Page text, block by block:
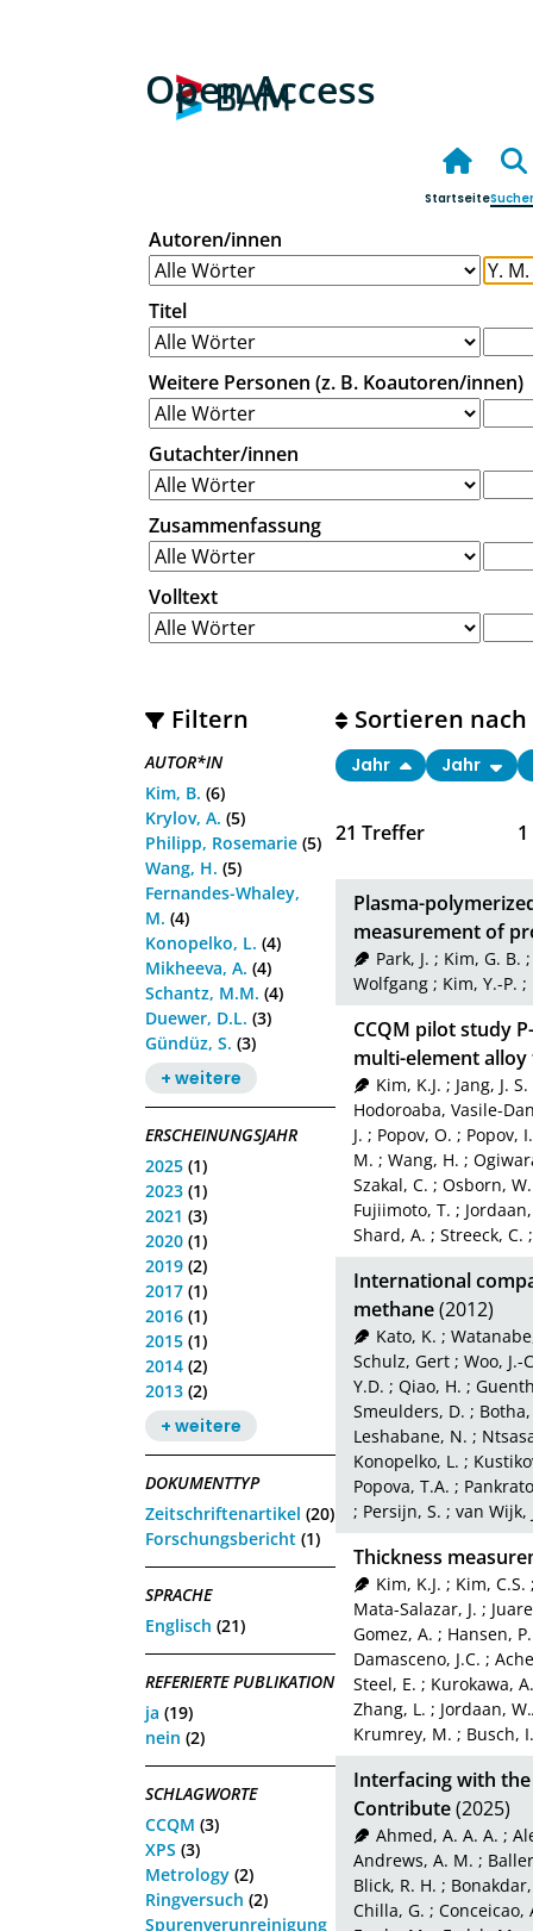
Open Access
Startseite
Autoren/innen
Titel
Weitere Personen (z. B. Koautoren/innen)
Gutachter/innen
Zusammenfassung
Volltext
Filtern
AUTOR*IN
Kim, B. (6)
Krylov, A. (5)
Philipp, Rosemarie (5)
Wang, H. (5)
Fernandes-Whaley,
M. (4)
Konopelko, L. (4)
Mikheeva, A. (4)
Schantz, M.M. (4)
Duewer, D.L. (3)
Gündüz, S. (3)
+ weitere
ERSCHEINUNGSJAHR
2025 (1)
2023 (1)
2021 (3)
2020 (1)
2019 (2)
2017 (1)
2016 (1)
2015 (1)
2014 (2)
2013 (2)
+ weitere
DOKUMENTTYP
Zeitschriftenartikel (20)
Forschungsbericht (1)
SPRACHE
Englisch (21)
REFERIERTE PUBLIKATION
ja (19)
nein (2)
SCHLAGWORTE
CCQM (3)
XPS (3)
Metrology (2)
Ringversuch (2)
Spurenverunreinigung
21 Treffer 1
Sortieren nach
Jahr Jahr
Plasma-
measurement of
Park, J. ; Kim, G. B.
Wolfgang ; Kim, Y.-P. ;
CCQM pilot study
multi-element alloy
Kim, K.J. ; Jang, J. S.
Hodoroaba, Vasile-
J. ; Popov, O. ; Popov, I.
M. ; Wang, H. ;
Szakal, C. ; Osborn, W.
Fujiimoto, T. ;
Shard, A. ; Streeck, C.
International
methane(2012)
Kato, K. ;
Schulz, Gert ; Woo, J.-
Y.D. ; Qiao, H. ;
Smeulders, D. ;
Leshabane, N. ;
Konopelko, L. ;
Popova, T.A. ;
; Persijn, S. ; van Wijk,
Thickness
Kim, K.J. ; Kim, C.S.
Mata-Salazar, J. ;
Gomez, A. ; Hansen,
Damasceno, J.C. ;
Steel, E. ; Kurokawa, A.
Zhang, L. ; Jordaan,
Krumrey, M. ; Busch, I.
Interfacing with
Contribute(2025)
Ahmed, A. A. A. ;
Andrews, A. M. ;
Blick, R. H. ;
Chilla, G. ; Conceicao,